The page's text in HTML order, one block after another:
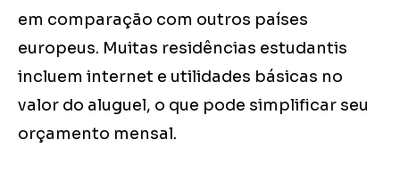
em comparação com outros países
europeus. Muitas residências estudantis
incluem internet e utilidades básicas no
valor do aluguel, o que pode simplificar seu
orçamento mensal.